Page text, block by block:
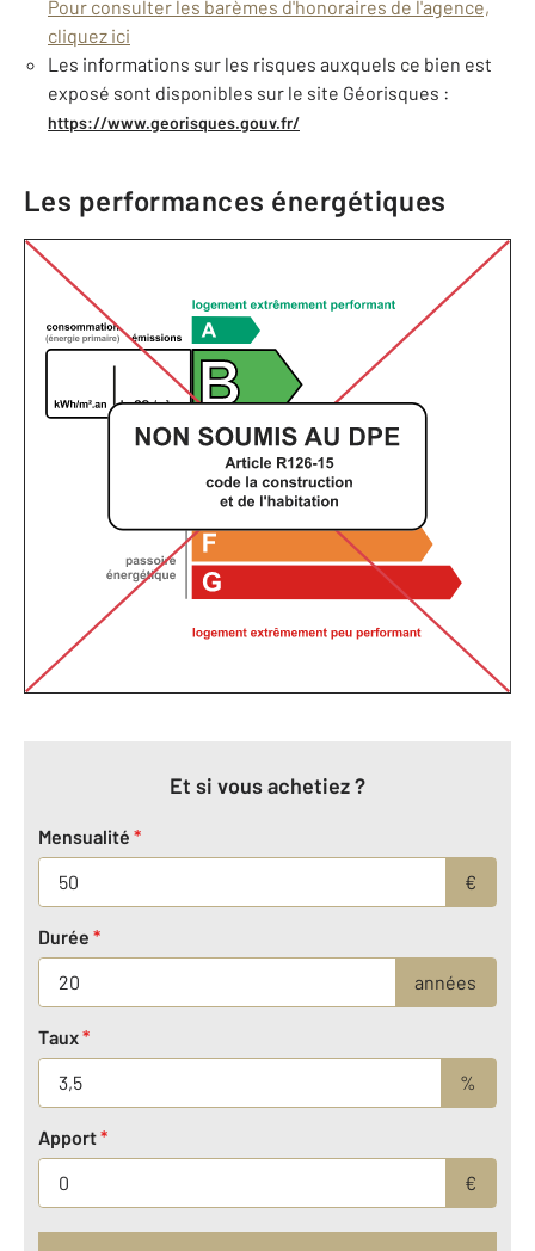
Pour consulter les barèmes d'honoraires de l'agence,
cliquez ici
Les informations sur les risques auxquels ce bien est
exposé sont disponibles sur le site Géorisques :
https://www.georisques.gouv.fr/
Les performances énergétiques
Et si vous achetiez ?
Mensualité *
€
Durée *
années
Taux*
%
Apport*
€